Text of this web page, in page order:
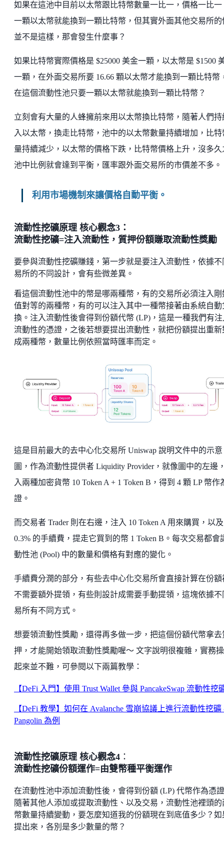
如果在這池中目前以太幣跟比特幣數量一比一，價格一比一
一顆以太幣就能換到一顆比特幣，但其實外面其他交易所的
並不是這樣，那會發生什麼事？
如果比特幣實際價格是 $25000 美金一顆，以太幣是 $1500
一顆，在外面交易所要 16.66 顆以太幣才能換到一顆比特幣
在這個流動性池只要一顆以太幣就能換到一顆比特幣？
立刻會有大量的人蜂擁前來用以太幣換比特幣，隨著人們持
入以太幣，換走比特幣，池中的以太幣數量持續增加，比特
量持續減少，以太幣的價格下跌，比特幣價格上升，沒多久
池中比例就會達到平衡，匯率跟外面交易所的市價差不多。
利用市場機制來讓價格自動平衡。
流動性挖礦原理 核心觀念3：
流動性挖礦=注入流動性，質押份額賺取流動性獎勵
要參與流動性挖礦賺錢，第一步就是要注入流動性，依據不
易所的不同設計，會有些微差異。
看這個流動性池中的幣是哪兩種幣，有的交易所必須注入剛
值對等的兩種幣，有的可以注入其中一種幣接著由系統自動
換。注入流動性後會得到份額代幣 (LP)，這是一種我們有注
流動性的憑證，之後若想要提出流動性，就把份額提出重新
成兩種幣，數量比例依照當時匯率而定。
這是目前最大的去中心化交易所 Uniswap 說明文件中的示意
圖，作為流動性提供者 Liquidity Provider，就像圖中的左邊
入兩種加密貨幣 10 Token A + 1 Token B，得到 4 顆 LP 幣作
證。
而交易者 Trader 則在右邊，注入 10 Token A 用來購買，以及
0.3% 的手續費，提走它買到的幣 1 Token B。每次交易都會
動性池 (Pool) 中的數量和價格有對應的變化。
手續費分潤的部分，有些去中心化交易所會直接計算在份額
不需要額外提領，有些則設計成需要手動提領，這塊依據不
易所有不同方式。
想要領流動性獎勵，還得再多做一步，把這個份額代幣拿去
押，才能開始領取流動性獎勵喔～ 文字說明很複雜，實務
起來並不難，可參閱以下兩篇教學：
【DeFi 入門】使用 Trust Wallet 參與 PancakeSwap 流動性挖
【DeFi 教學】如何在 Avalanche 雪崩協議上進行流動性挖礦
Pangolin 為例
流動性挖礦原理 核心觀念4 ：
流動性挖礦份額運作=由雙幣種平衡運作
在流動性池中添加流動性後，會得到份額 (LP) 代幣作為憑
隨著其他人添加或提取流動性、以及交易，流動性池裡頭的
幣數量持續變動，要怎麼知道我的份額現在到底值多少？如
提出來，各別是多少數量的幣？